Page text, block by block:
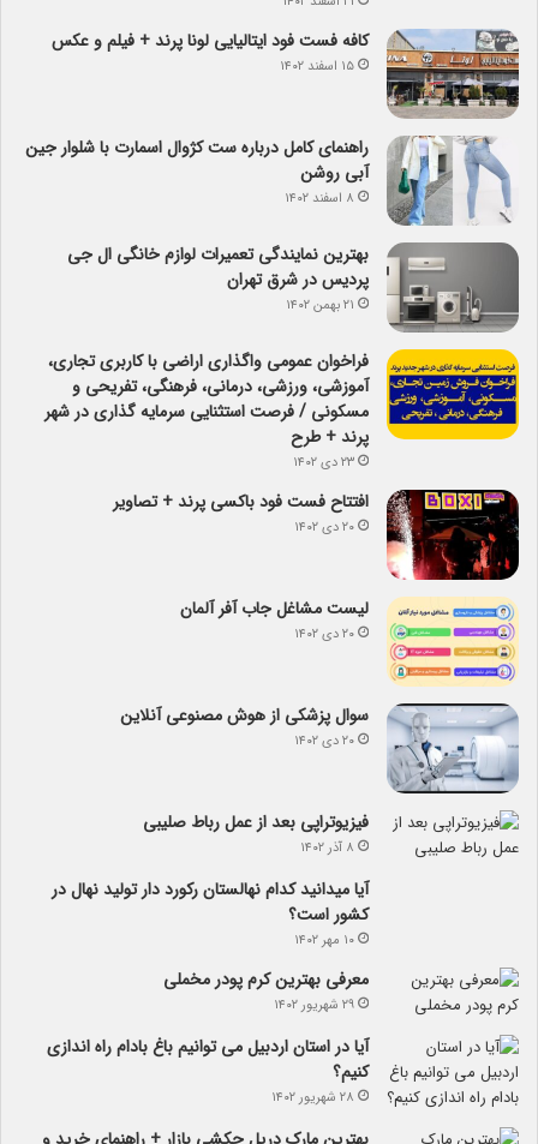
کافه فست فود ایتالیایی لونا پرند + فیلم و عکس
۱۵ اسفند ۱۴۰۲
راهنمای کامل درباره ست کژوال اسمارت با شلوار جین
آبی روشن
۸ اسفند ۱۴۰۲
بهترین نمایندگی تعمیرات لوازم خانگی ال جی
پردیس در شرق تهران
۲۱ بهمن ۱۴۰۲
فراخوان عمومی واگذاری اراضی با کاربری تجاری،
آموزشی، ورزشی، درمانی، فرهنگی، تفریحی و
مسکونی / فرصت استثنایی سرمایه گذاری در شهر
پرند + طرح
۲۳ دی ۱۴۰۲
افتتاح فست فود باکسی پرند + تصاویر
۲۰ دی ۱۴۰۲
لیست مشاغل جاب آفر آلمان
۲۰ دی ۱۴۰۲
سوال پزشکی از هوش مصنوعی آنلاین
۲۰ دی ۱۴۰۲
فیزیوتراپی بعد از عمل رباط صلیبی
۸ آذر ۱۴۰۲
آیا می­دانید کدام نهالستان رکورد دار تولید نهال­ در
کشور است؟
۱۰ مهر ۱۴۰۲
معرفی بهترین کرم پودر مخملی
۲۹ شهریور ۱۴۰۲
آیا در استان اردبیل می توانیم باغ بادام راه اندازی
کنیم؟
۲۸ شهریور ۱۴۰۲